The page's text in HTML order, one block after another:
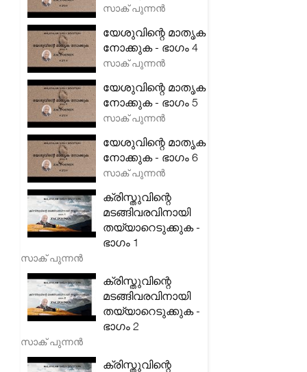
സാക് പുന്നൻ
യേശുവിന്റെ മാതൃക
നോക്കുക - ഭാഗം 4
സാക് പുന്നൻ
യേശുവിന്റെ മാതൃക
നോക്കുക - ഭാഗം 5
സാക് പുന്നൻ
യേശുവിന്റെ മാതൃക
നോക്കുക - ഭാഗം 6
സാക് പുന്നൻ
ക്രിസ്തുവിന്റെ
മടങ്ങിവരവിനായി
തയ്യാറെടുക്കുക -
ഭാഗം 1
സാക് പുന്നൻ
ക്രിസ്തുവിന്റെ
മടങ്ങിവരവിനായി
തയ്യാറെടുക്കുക -
ഭാഗം 2
സാക് പുന്നൻ
ക്രിസ്തുവിന്റെ